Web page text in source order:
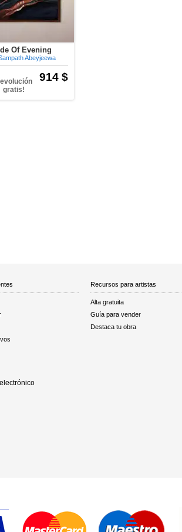
Of Evening
Abeyjeewa
914 $
gratis!
Recursos para artistas
Alta gratuita
Guía para vender
Destaca tu obra